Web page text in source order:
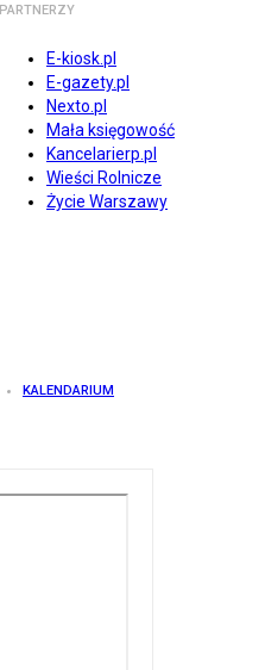
PARTNERZY
E-kiosk.pl
E-gazety.pl
Nexto.pl
Mała księgowość
Kancelarierp.pl
Wieści Rolnicze
Życie Warszawy
KALENDARIUM